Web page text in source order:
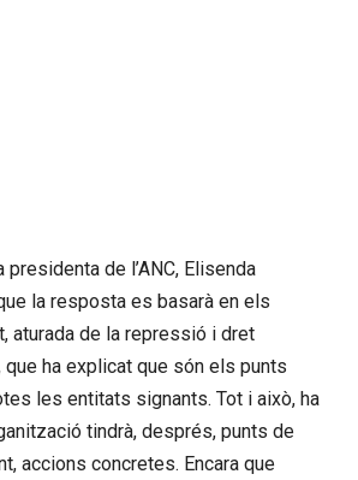
presidenta de l’ANC, Elisenda
la resposta es basarà en els
aturada de la repressió i dret
que ha explicat que són els punts
les entitats signants. Tot i això, ha
tindrà, després, punts de
accions concretes. Encara que